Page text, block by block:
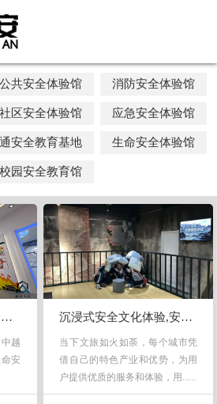
公共安全体验馆 消防安全体验馆
社区安全体验馆 应急安全体验馆
安全教育基地 生命安全体验馆
校园安全教育馆
应急体验馆建设，生命安全应急体验馆建设方案-北京盛世民安
越
安
沉浸式安全文化体验,安全教育基地,青少年研学综合实践基地
当下文旅如火如荼，每个城市凭
借自己的特色产业和优势，为用
户提供优质的服务和体验，用......